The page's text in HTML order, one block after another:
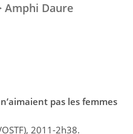
Amphi Daure
pas les femmes
2011-2h38.